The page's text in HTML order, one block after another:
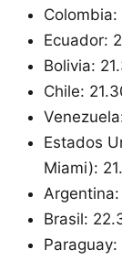
Ecuador:
Bolivia:
Chile:
Estados
Miami):
Brasil: